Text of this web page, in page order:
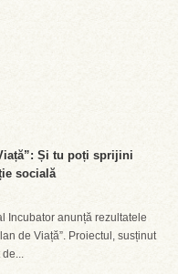
Și tu poți sprijini
socială
Incubator anunță rezultatele
de Viață”. Proiectul, susținut
de...